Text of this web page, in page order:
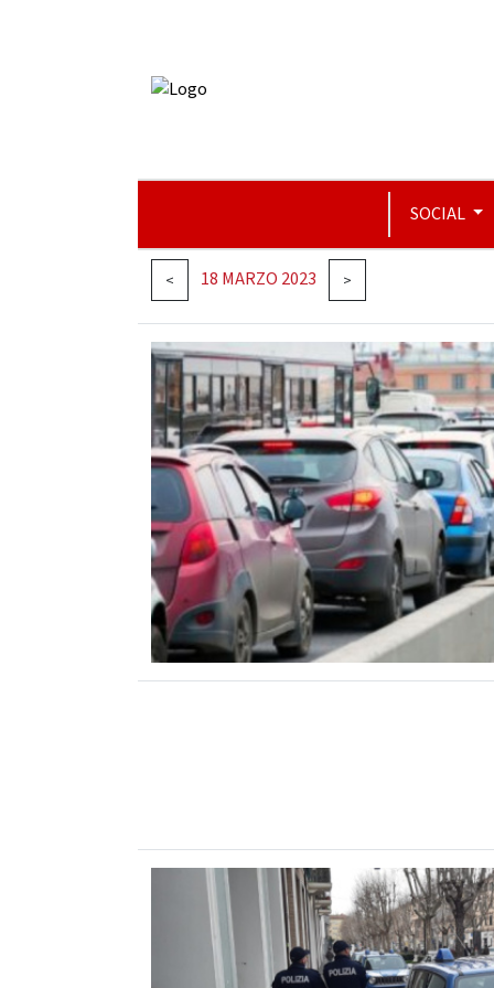
SOCIAL
< 18 MARZO 2023 >